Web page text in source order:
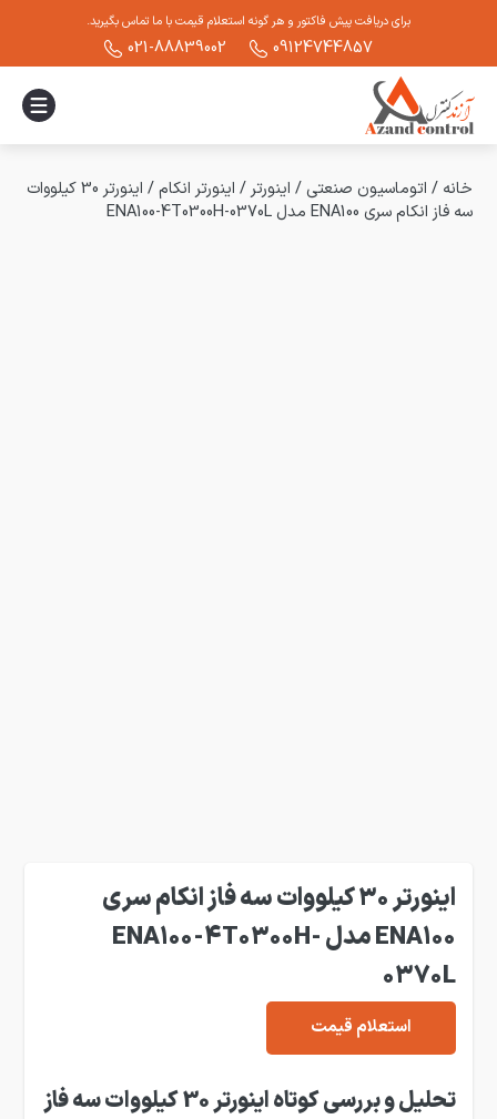
برای دریافت پیش فاکتور و هر گونه استعلام قیمت با ما تماس بگیرید.
09124744857
021-88839002
خانه / اتوماسیون صنعتی / اینورتر / اینورتر انکام/
اینورتر 30 کیلووات
سه فاز انکام سری ENA100 مدل ENA100-4T0300H-0370L
اینورتر 30 کیلووات سه فاز انکام سری
ENA100 مدل ENA100-4T0300H-
0370L
استعلام قیمت
تحلیل
و بررسی کوتاه اینورتر 30 کیلووات سه فاز